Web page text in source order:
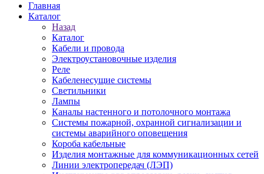
Главная
Каталог
Назад
Каталог
Кабели и провода
Электроустановочные изделия
Реле
Кабеленесущие системы
Светильники
Лампы
Каналы настенного и потолочного монтажа
Системы пожарной, охранной сигнализации и
системы аварийного оповещения
Короба кабельные
Изделия монтажные для коммуникационных сетей
Линии электропередач (ЛЭП)